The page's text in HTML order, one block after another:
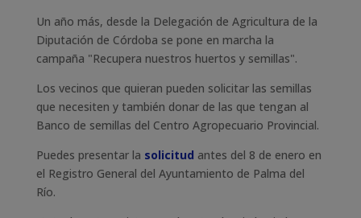
Un año más, desde la Delegación de Agricultura de la
Diputación de Córdoba se pone en marcha la
campaña "Recupera nuestros huertos y semillas".
Los vecinos que quieran pueden solicitar las semillas
que necesiten y también donar de las que tengan al
Banco de semillas del Centro Agropecuario Provincial.
Puedes presentar la solicitud antes del 8 de enero en
el Registro General del Ayuntamiento de Palma del
Río.